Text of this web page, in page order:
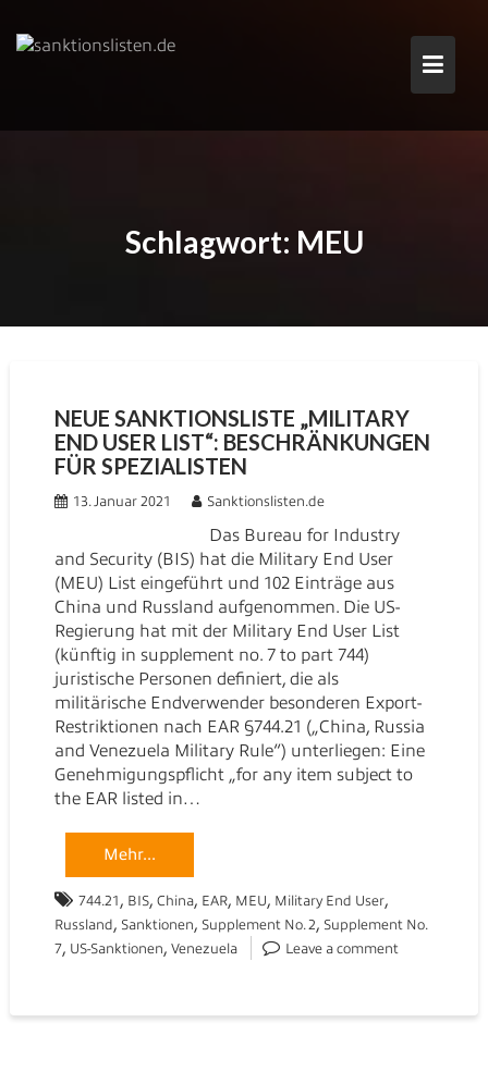
content
Schlagwort: MEU
NEUE SANKTIONSLISTE „MILITARY
END USER LIST“: BESCHRÄNKUNGEN
FÜR SPEZIALISTEN
13. Januar 2021 Sanktionslisten.de
Das Bureau for Industry
and Security (BIS) hat die Military End User
(MEU) List eingeführt und 102 Einträge aus
China und Russland aufgenommen. Die US-
Regierung hat mit der Military End User List
(künftig in supplement no. 7 to part 744)
juristische Personen definiert, die als
militärische Endverwender besonderen Export-
Restriktionen nach EAR §744.21 („China, Russia
and Venezuela Military Rule“) unterliegen: Eine
Genehmigungspflicht „for any item subject to
the EAR listed in…
Mehr...
744.21 , BIS, China, EAR, MEU, Military End User,
Russland, Sanktionen, Supplement No. 2, Supplement No.
7, US-Sanktionen, Venezuela Leave a comment